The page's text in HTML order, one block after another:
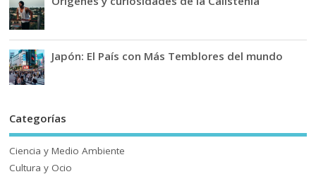
Japón: El País con Más Temblores del mundo
Categorías
Ciencia y Medio Ambiente
Cultura y Ocio